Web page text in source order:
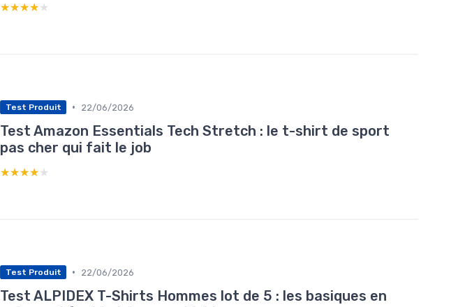
★★★★★
★★★★★
Test Produit • 22/06/2026
Test Amazon Essentials Tech Stretch : le t-shirt de sport
pas cher qui fait le job
★★★★★
★★★★★
Test Produit • 22/06/2026
Test ALPIDEX T-Shirts Hommes lot de 5 : les basiques en